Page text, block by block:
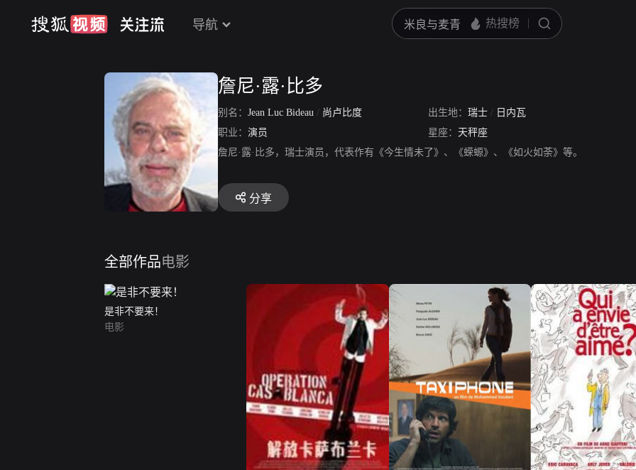
导航
詹尼·露·比多
别名： Jean Luc Bideau / 尚卢比度 出生地： 瑞士 / 日内瓦
职业： 演员 星座： 天秤座
詹尼·露·比多，瑞士演员，代表作有《今生情未了》、《蝾螈》、《如火如荼》等。
分享
全部作品电影
是非不要来！
电影